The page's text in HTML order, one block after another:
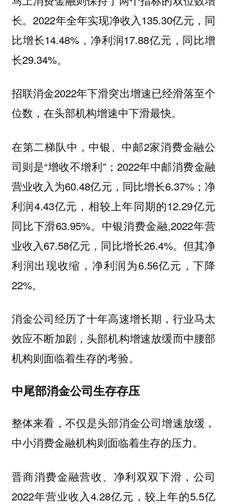
长。2022年全年实现净收入135.30亿元，同
比增长14.48%，净利润17.88亿元，同比增
长29.34%。
招联消金2022年下滑突出增速已经滑落至个
位数，在头部机构增速中下滑最快。
在第二梯队中，中银、中邮2家消费金融公
司则是“增收不增利”；2022年中邮消费金融
营业收入为60.48亿元，同比增长6.37%；净
利润4.43亿元，相较上年同期的12.29亿元
同比下滑63.95%。中银消费金融,2022年营
业收入67.58亿元，同比增长26.4%。但其净
利润出现收缩，净利润为6.56亿元，下降
22%。
消金公司经历了十年高速增长期，行业马太
效应不断加剧，头部机构增速放缓而中腰部
机构则面临着生存的考验。
中尾部消金公司生存存压
整体来看，不仅是头部消金公司增速放缓，
中小消费金融机构则面临着生存的压力。
晋商消费金融营收、净利双双下滑，公司
2022年营业收入4.28亿元，较上年的5.5亿